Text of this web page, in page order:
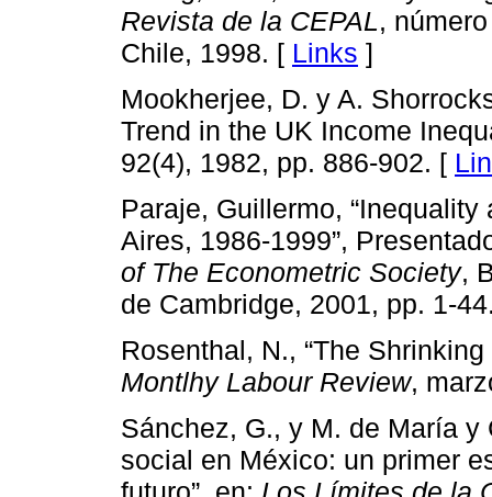
Revista de la CEPAL,
Chile, 1998. [ Links ]
Mookherjee, D. y A.
Trend in the UK Income
92(4), 1982, pp. 886-902. [
Paraje, Guillermo,
Aires, 1986-1999”,
of The Econometric Society,
de Cambridge, 2001, pp. 1-
Rosenthal, N., “The
Montlhy Labour Review,
Sánchez, G., y M. de María
social en México: un primer